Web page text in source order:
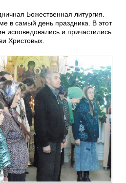
Божественная литургия.
в самый день праздника. В этот
исповедовались и причастились
Христовых.